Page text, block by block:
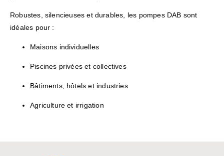
Robustes, silencieuses et durables, les pompes DAB sont
idéales pour :
Maisons individuelles
Piscines privées et collectives
Bâtiments, hôtels et industries
Agriculture et irrigation